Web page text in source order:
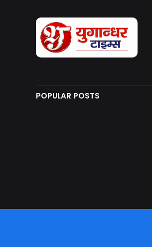
POPULAR POSTS